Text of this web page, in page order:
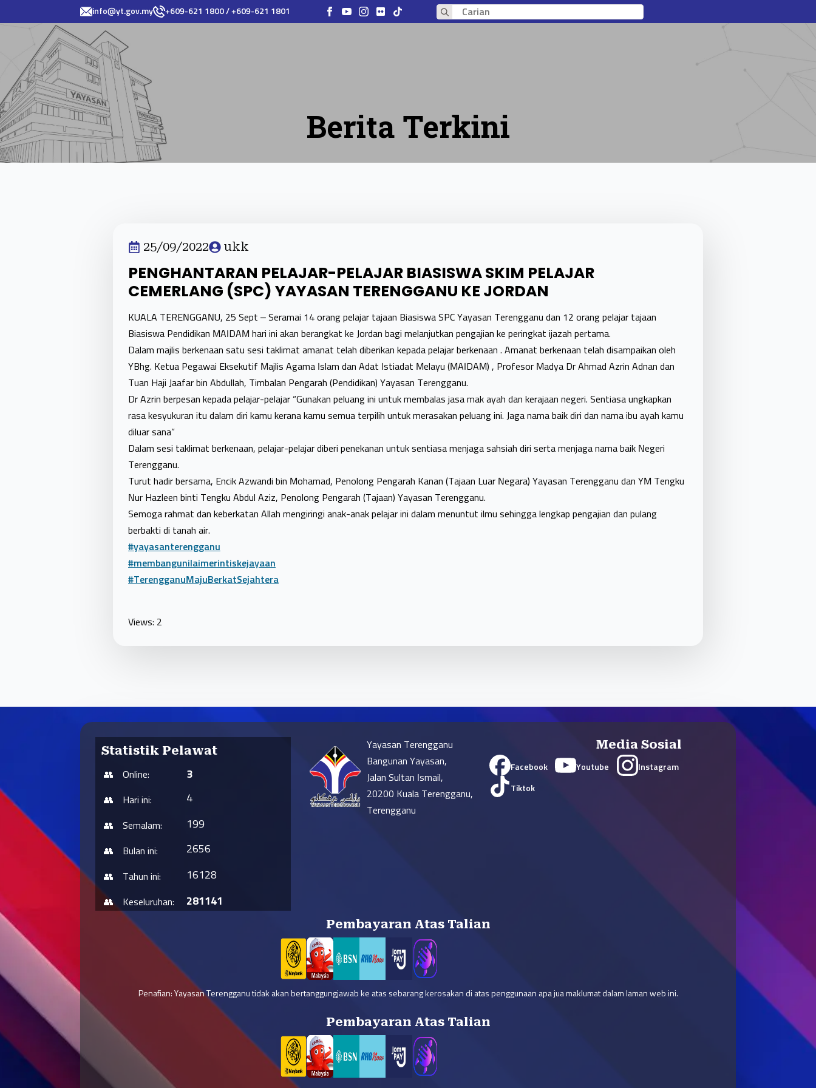
info@yt.gov.my +609-621 1800 / +609-621 1801
Search
Berita Terkini
25/09/2022 ukk
PENGHANTARAN PELAJAR-PELAJAR BIASISWA SKIM PELAJAR
CEMERLANG (SPC) YAYASAN TERENGGANU KE JORDAN
KUALA TERENGGANU, 25 Sept – Seramai 14 orang pelajar tajaan Biasiswa SPC Yayasan Terengganu dan 12 orang pelajar tajaan
Biasiswa Pendidikan MAIDAM hari ini akan berangkat ke Jordan bagi melanjutkan pengajian ke peringkat ijazah pertama.
Dalam majlis berkenaan satu sesi taklimat amanat telah diberikan kepada pelajar berkenaan . Amanat berkenaan telah disampaikan oleh
YBhg. Ketua Pegawai Eksekutif Majlis Agama Islam dan Adat Istiadat Melayu (MAIDAM) , Profesor Madya Dr Ahmad Azrin Adnan dan
Tuan Haji Jaafar bin Abdullah, Timbalan Pengarah (Pendidikan) Yayasan Terengganu.
Dr Azrin berpesan kepada pelajar-pelajar “Gunakan peluang ini untuk membalas jasa mak ayah dan kerajaan negeri. Sentiasa ungkapkan
rasa kesyukuran itu dalam diri kamu kerana kamu semua terpilih untuk merasakan peluang ini. Jaga nama baik diri dan nama ibu ayah kamu
diluar sana”
Dalam sesi taklimat berkenaan, pelajar-pelajar diberi penekanan untuk sentiasa menjaga sahsiah diri serta menjaga nama baik Negeri
Terengganu.
Turut hadir bersama, Encik Azwandi bin Mohamad, Penolong Pengarah Kanan (Tajaan Luar Negara) Yayasan Terengganu dan YM Tengku
Nur Hazleen binti Tengku Abdul Aziz, Penolong Pengarah (Tajaan) Yayasan Terengganu.
Semoga rahmat dan keberkatan Allah mengiringi anak-anak pelajar ini dalam menuntut ilmu sehingga lengkap pengajian dan pulang
berbakti di tanah air.
#yayasanterengganu
#membangunilaimerintiskejayaan
#TerengganuMajuBerkatSejahtera
Views: 2
Statistik Pelawat
Online:
Hari ini:
Semalam:
Bulan ini:
Tahun ini:
Keseluruhan:
3
4
199
2656
16128
281141
Yayasan Terengganu
Bangunan Yayasan,
Jalan Sultan Ismail,
20200 Kuala Terengganu,
Terengganu
Media Sosial
Facebook Youtube Instagram
Tiktok
Pembayaran Atas Talian
Penafian: Yayasan Terengganu tidak akan bertanggungjawab ke atas sebarang kerosakan di atas penggunaan apa jua maklumat dalam laman web ini.
Pembayaran Atas Talian